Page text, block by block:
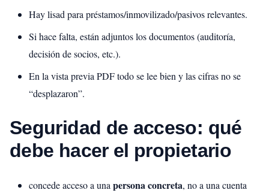
Hay lisad para préstamos/inmovilizado/pasivos relevantes.
Si hace falta, están adjuntos los documentos (auditoría,
decisión de socios, etc.).
En la vista previa PDF todo se lee bien y las cifras no se
“desplazaron”.
Seguridad de acceso: qué
debe hacer el propietario
concede acceso a unapersona concreta, no a una cuenta